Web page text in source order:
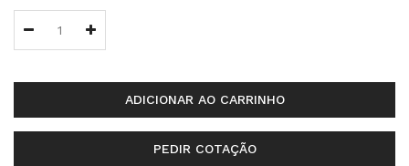
ADICIONAR AO CARRINHO
PEDIR COTAÇÃO